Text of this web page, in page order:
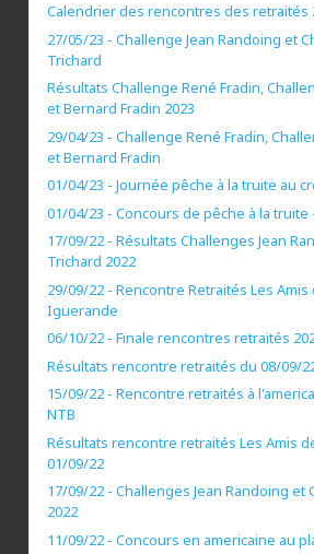
Calendrier des rencontres des retraités
27/05/23 - Challenge Jean Randoing et
Trichard
Résultats Challenge René Fradin,
et Bernard Fradin 2023
29/04/23 - Challenge René Fradin,
et Bernard Fradin
01/04/23 - Journée pêche à la truite au
01/04/23 - Concours de pêche à la
17/09/22 - Résultats Challenges Jean
Trichard 2022
29/09/22 - Rencontre Retraités Les Amis
Iguerande
06/10/22 - Finale rencontres retraités
Résultats rencontre retraités du 08/09/
15/09/22 - Rencontre retraités à
NTB
Résultats rencontre retraités Les Amis
01/09/22
17/09/22 - Challenges Jean Randoing et
2022
11/09/22 - Concours en americaine au